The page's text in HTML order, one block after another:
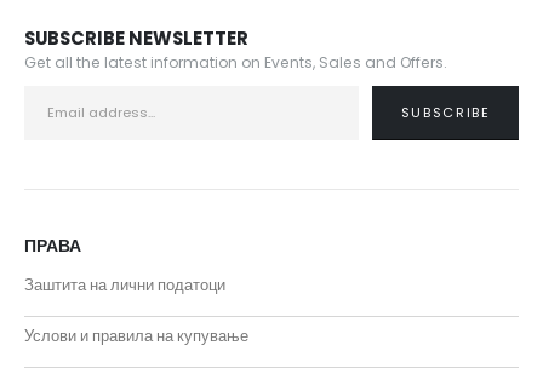
SUBSCRIBE NEWSLETTER
Get all the latest information on Events, Sales and Offers.
ПРАВА
Заштита на лични податоци
Услови и правила на купување